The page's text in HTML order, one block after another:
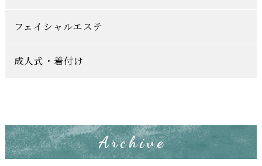
フェイシャルエステ
成人式・着付け
Archive